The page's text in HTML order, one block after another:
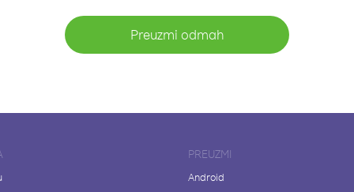
Preuzmi odmah
PREUZMI
Android